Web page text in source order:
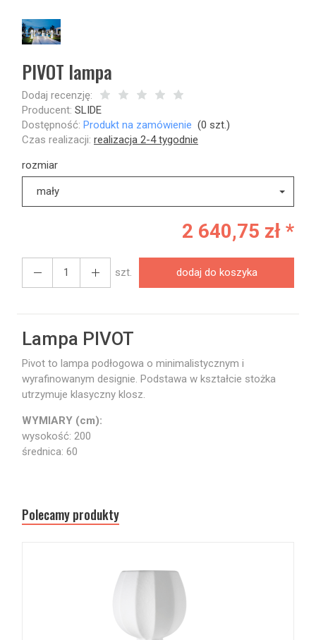
PIVOT lampa
Dodaj recenzję:
Producent: SLIDE
Dostępność: Produkt na zamówienie (0 szt.)
Czas realizacji: realizacja 2-4 tygodnie
rozmiar
mały
2 640,75 zł *
szt. dodaj do koszyka
Lampa PIVOT
Pivot to lampa podłogowa o minimalistycznym i
wyrafinowanym designie. Podstawa w kształcie stożka
utrzymuje klasyczny klosz.
WYMIARY (cm):
wysokość: 200
średnica: 60
Polecamy produkty